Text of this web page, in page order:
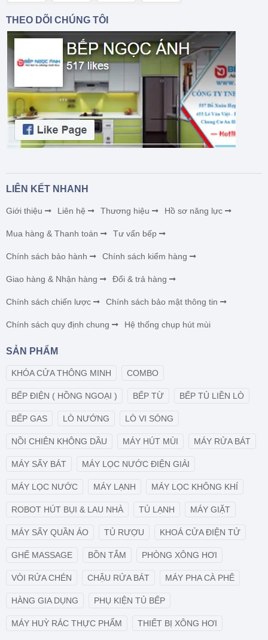
THEO DÕI CHÚNG TÔI
LIÊN KẾT NHANH
Giới thiệu Liên hệ Thương hiệu Hồ sơ năng lực
Mua hàng & Thanh toán Tư vấn bếp
Chính sách bảo hành Chính sách kiểm hàng
Giao hàng & Nhận hàng Đổi & trả hàng
Chính sách chiến lược Chính sách bảo mật thông tin
Chính sách quy định chung Hệ thống chụp hút mùi
SẢN PHẨM
KHÓA CỬA THÔNG MINH COMBO
BẾP ĐIỆN ( HỒNG NGOẠI ) BẾP TỪ BẾP TỦ LIỀN LÒ
BẾP GAS LÒ NƯỚNG LÒ VI SÓNG
NỒI CHIÊN KHÔNG DẦU MÁY HÚT MÙI MÁY RỬA BÁT
MÁY SẤY BÁT MÁY LỌC NƯỚC ĐIỆN GIẢI
MÁY LỌC NƯỚC MÁY LẠNH MÁY LỌC KHÔNG KHÍ
ROBOT HÚT BỤI & LAU NHÀ TỦ LẠNH MÁY GIẶT
MÁY SẤY QUẦN ÁO TỦ RƯỢU KHOÁ CỬA ĐIỆN TỬ
GHẾ MASSAGE BỒN TẮM PHÒNG XÔNG HƠI
VÒI RỬA CHÉN CHẬU RỬA BÁT MÁY PHA CÀ PHÊ
HÀNG GIA DỤNG PHỤ KIỆN TỦ BẾP
MÁY HUỲ RÁC THỰC PHẨM THIẾT BỊ XÔNG HƠI